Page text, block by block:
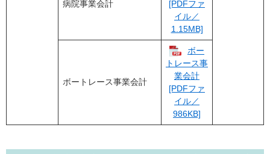
病院事業会計
[PDFファ
イル／
1.15MB]
ボートレース事業会計
ボー
トレース事
業会計
[PDFファ
イル／
986KB]